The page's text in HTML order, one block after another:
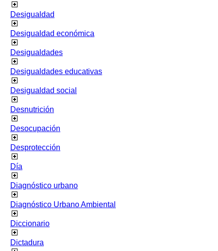
Desigualdad
Desigualdad económica
Desigualdades
Desigualdades educativas
Desigualdad social
Desnutrición
Desocupación
Desprotección
Día
Diagnóstico urbano
Diagnóstico Urbano Ambiental
Diccionario
Dictadura